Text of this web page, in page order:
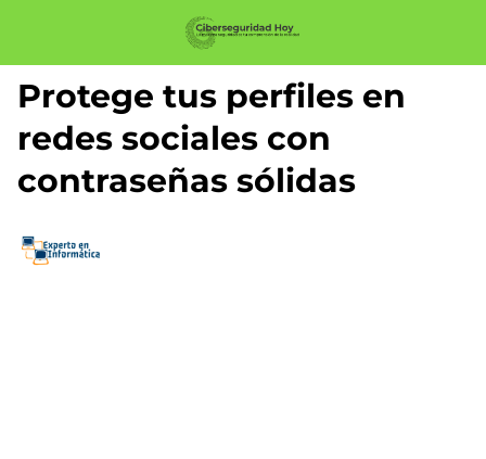
Protege tus perfiles en
redes sociales con
contraseñas sólidas